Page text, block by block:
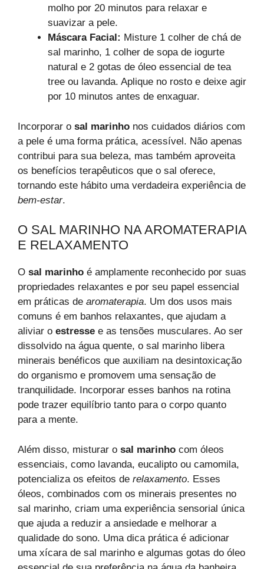
molho por 20 minutos para relaxar e
suavizar a pele.
Máscara Facial: Misture 1 colher de chá de
sal marinho, 1 colher de sopa de iogurte
natural e 2 gotas de óleo essencial de tea
tree ou lavanda. Aplique no rosto e deixe agir
por 10 minutos antes de enxaguar.
Incorporar o sal marinho nos cuidados diários com
a pele é uma forma prática, acessível. Não apenas
contribui para sua beleza, mas também aproveita
os benefícios terapêuticos que o sal oferece,
tornando este hábito uma verdadeira experiência de
bem-estar.
O SAL MARINHO NA AROMATERAPIA
E RELAXAMENTO
O sal marinho é amplamente reconhecido por suas
propriedades relaxantes e por seu papel essencial
em práticas de aromaterapia. Um dos usos mais
comuns é em banhos relaxantes, que ajudam a
aliviar o estresse e as tensões musculares. Ao ser
dissolvido na água quente, o sal marinho libera
minerais benéficos que auxiliam na desintoxicação
do organismo e promovem uma sensação de
tranquilidade. Incorporar esses banhos na rotina
pode trazer equilíbrio tanto para o corpo quanto
para a mente.
Além disso, misturar o sal marinho com óleos
essenciais, como lavanda, eucalipto ou camomila,
potencializa os efeitos de relaxamento. Esses
óleos, combinados com os minerais presentes no
sal marinho, criam uma experiência sensorial única
que ajuda a reduzir a ansiedade e melhorar a
qualidade do sono. Uma dica prática é adicionar
uma xícara de sal marinho e algumas gotas do óleo